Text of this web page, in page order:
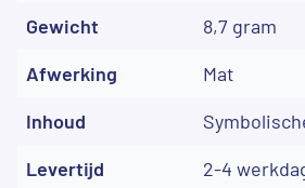
Gewicht
8,7 gram
Afwerking
Mat
Inhoud
Levertijd
2-4